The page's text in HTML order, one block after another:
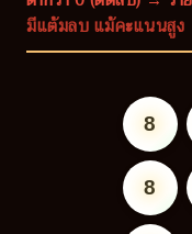
มีแต้มลบ แม้คะแนนสู
8
8